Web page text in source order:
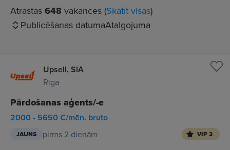
Atrastas 648 vakances (Skatīt visas)
Publicēšanas datumaAtalgojuma
Upsell, SIA
Rīga
Pārdošanas aģents/-e
2000 - 5650 €/mēn. bruto
JAUNS pirms 2 dienām VIP 3